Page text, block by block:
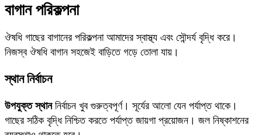
বাগান পরিকল্পনা
ঔষধি গাছের বাগানের পরিকল্পনা আমাদের স্বাস্থ্য এবং সৌন্দর্য বৃদ্ধি করে।
নিজস্ব ঔষধি বাগান সহজেই বাড়িতে গড়ে তোলা যায়।
স্থান নির্বাচন
উপযুক্ত স্থাননির্বাচন খুব গুরুত্বপূর্ণ। সূর্যের আলো যেন পর্যাপ্ত থাকে।
গাছের সঠিক বৃদ্ধি নিশ্চিত করতে পর্যাপ্ত জায়গা প্রয়োজন। জল নিষ্কাশনের